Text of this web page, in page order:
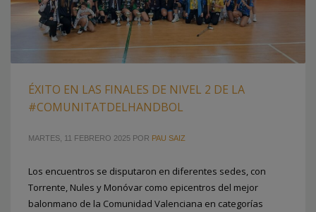
ÉXITO EN LAS FINALES DE NIVEL 2 DE LA
#COMUNITATDELHANDBOL
MARTES, 11 FEBRERO 2025 POR PAU SAIZ
Los encuentros se disputaron en diferentes sedes, con
Torrente, Nules y Monóvar como epicentros del mejor
balonmano de la Comunidad Valenciana en categorías